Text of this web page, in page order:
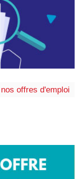
offres d'emploi